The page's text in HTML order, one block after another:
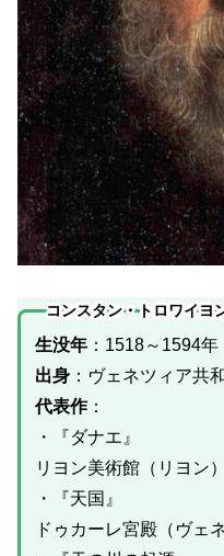
コンスタン・トロワイ
生没年：1518～1594年
出身：ヴェネツィア共
代表作：
・『ダナエ』
リヨン美術館（リヨン）
・『天国』
ドゥカーレ宮殿（ヴェ